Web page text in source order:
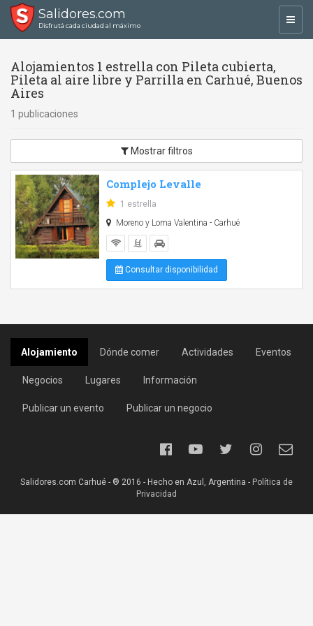
Salidores.com
Disfrutá cada ciudad al máximo
Alojamientos 1 estrella con Pileta cubierta,
Pileta al aire libre y Parrilla en Carhué, Buenos
Aires
1 publicaciones
Mostrar filtros
Complejo Levalle
1 estrella
Moreno y Loma Valentina - Carhué
Consultar disponibilidad
Alojamiento Dónde comer Actividades Eventos
Negocios Lugares Información
Publicar un evento Publicar un negocio
Salidores.com Carhué - ® 2016 - Hecho en Azul, Argentina - Política de
Privacidad